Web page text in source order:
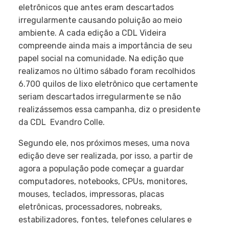
eletrônicos que antes eram descartados
irregularmente causando poluição ao meio
ambiente. A cada edição a CDL Videira
compreende ainda mais a importância de seu
papel social na comunidade. Na edição que
realizamos no último sábado foram recolhidos
6.700 quilos de lixo eletrônico que certamente
seriam descartados irregularmente se não
realizássemos essa campanha, diz o presidente
da CDL  Evandro Colle.
Segundo ele, nos próximos meses, uma nova
edição deve ser realizada, por isso, a partir de
agora a população pode começar a guardar
computadores, notebooks, CPUs, monitores,
mouses, teclados, impressoras, placas
eletrônicas, processadores, nobreaks,
estabilizadores, fontes, telefones celulares e